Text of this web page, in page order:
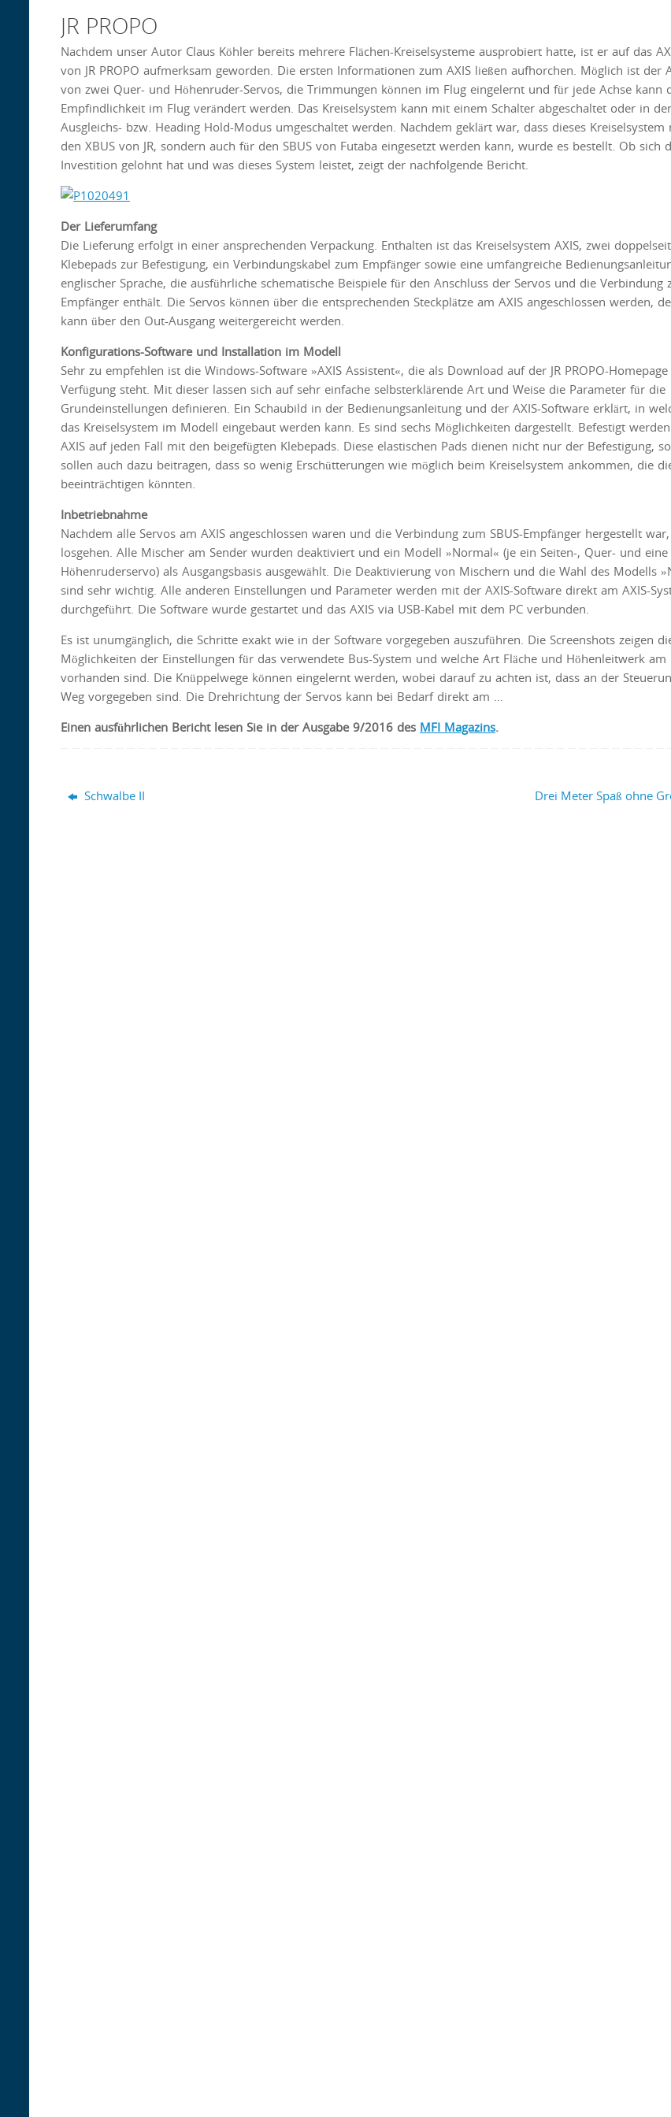
JR PROPO
Nachdem unser Autor Claus Köhler bereits mehrere Flächen-Kreiselsysteme ausprobiert hatte, ist er auf das
von JR PROPO aufmerksam geworden. Die ersten Informationen zum AXIS ließen aufhorchen. Möglich ist der
von zwei Quer- und Höhenruder-Servos, die Trimmungen können im Flug eingelernt und für jede Achse kann
Empfindlichkeit im Flug verändert werden. Das Kreiselsystem kann mit einem Schalter abgeschaltet oder in
Ausgleichs- bzw. Heading Hold-Modus umgeschaltet werden. Nachdem geklärt war, dass dieses
den XBUS von JR, sondern auch für den SBUS von Futaba eingesetzt werden kann, wurde es bestellt. Ob sich
Investition gelohnt hat und was dieses System leistet, zeigt der nachfolgende Bericht.
Der Lieferumfang
Die Lieferung erfolgt in einer ansprechenden Verpackung. Enthalten ist das Kreiselsystem AXIS, zwei
Klebepads zur Befestigung, ein Verbindungskabel zum Empfänger sowie eine umfangreiche
englischer Sprache, die ausführliche schematische Beispiele für den Anschluss der Servos und die Verbindung
Empfänger enthält. Die Servos können über die entsprechenden Steckplätze am AXIS angeschlossen werden,
kann über den Out-Ausgang weitergereicht werden.
Konfigurations-Software und Installation im Modell
Sehr zu empfehlen ist die Windows-Software »AXIS Assistent«, die als Download auf der JR PROPO-
Verfügung steht. Mit dieser lassen sich auf sehr einfache selbsterklärende Art und Weise die Parameter für die
Grundeinstellungen definieren. Ein Schaubild in der Bedienungsanleitung und der AXIS-Software erklärt, in
das Kreiselsystem im Modell eingebaut werden kann. Es sind sechs Möglichkeiten dargestellt. Befestigt
AXIS auf jeden Fall mit den beigefügten Klebepads. Diese elastischen Pads dienen nicht nur der Befestigung,
sollen auch dazu beitragen, dass so wenig Erschütterungen wie möglich beim Kreiselsystem ankommen, die
beeinträchtigen könnten.
Inbetriebnahme
Nachdem alle Servos am AXIS angeschlossen waren und die Verbindung zum SBUS-Empfänger hergestellt
losgehen. Alle Mischer am Sender wurden deaktiviert und ein Modell »Normal« (je ein Seiten-, Quer- und eine
Höhenruderservo) als Ausgangsbasis ausgewählt. Die Deaktivierung von Mischern und die Wahl des Modells
sind sehr wichtig. Alle anderen Einstellungen und Parameter werden mit der AXIS-Software direkt am AXIS-
durchgeführt. Die Software wurde gestartet und das AXIS via USB-Kabel mit dem PC verbunden.
Es ist unumgänglich, die Schritte exakt wie in der Software vorgegeben auszuführen. Die Screenshots zeigen
Möglichkeiten der Einstellungen für das verwendete Bus-System und welche Art Fläche und Höhenleitwerk am
vorhanden sind. Die Knüppelwege können eingelernt werden, wobei darauf zu achten ist, dass an der
Weg vorgegeben sind. Die Drehrichtung der Servos kann bei Bedarf direkt am …
Einen ausführlichen Bericht lesen Sie in der Ausgabe 9/2016 des MFI Magazins.
Schwalbe II Drei Meter Spaß ohne